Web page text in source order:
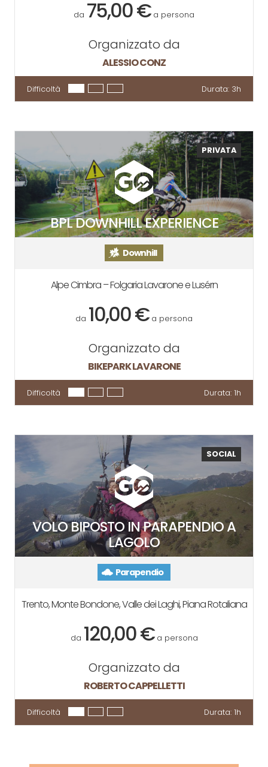
da 75,00 € a persona
Organizzato da
ALESSIO CONZ
Difficoltà Durata: 3h
BPL DOWNHILL EXPERIENCE
PRIVATA
Downhill
Alpe Cimbra – Folgaria Lavarone e Lusérn
da 10,00 € a persona
Organizzato da
BIKEPARK LAVARONE
Difficoltà Durata: 1h
VOLO BIPOSTO IN PARAPENDIO A
LAGOLO
SOCIAL
Parapendio
Trento, Monte Bondone, Valle dei Laghi, Piana Rotaliana
da 120,00 € a persona
Organizzato da
ROBERTO CAPPELLETTI
Difficoltà Durata: 1h